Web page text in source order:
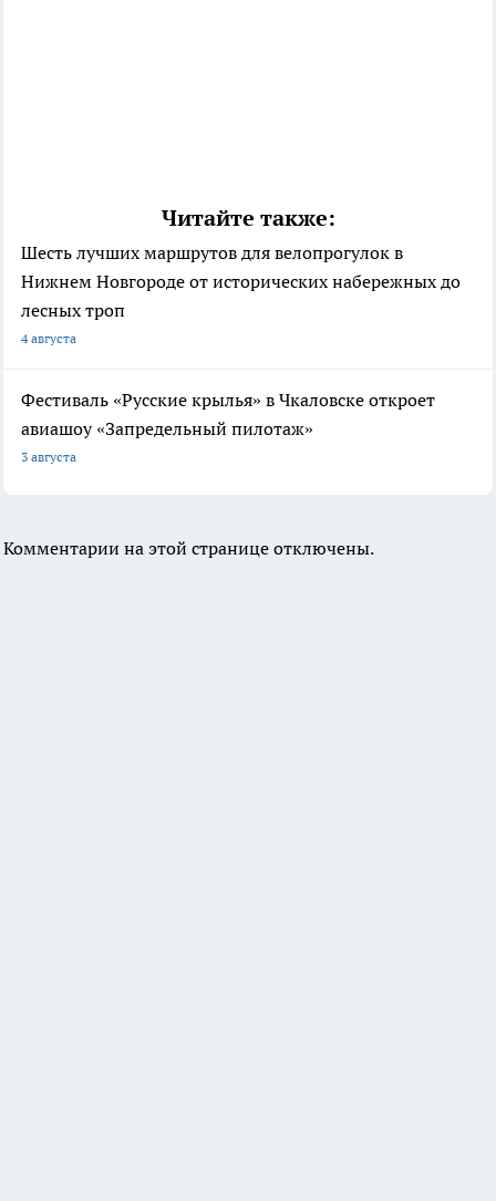
Читайте также:
Шесть лучших маршрутов для велопрогулок в
Нижнем Новгороде от исторических набережных до
лесных троп
4 августа
Фестиваль «Русские крылья» в Чкаловске откроет
авиашоу «Запредельный пилотаж»
3 августа
Комментарии на этой странице отключены.